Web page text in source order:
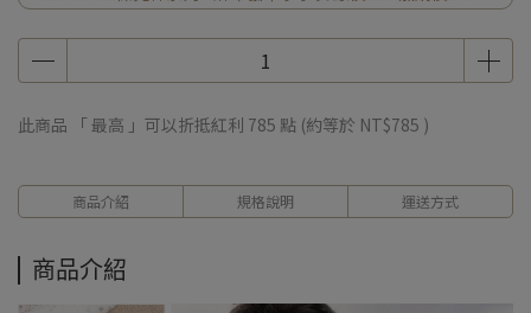
此商品 「 最高 」可以折抵紅利 785 點 (約等於 NT$785 )
商品介紹 規格說明 運送方式
商品介紹